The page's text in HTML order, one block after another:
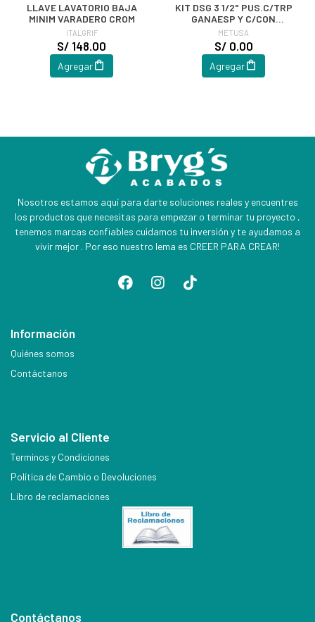
LLAVE LAVATORIO BAJA
MINIM VARADERO CROM
ITALGRIF
S/ 148.00
Agregar
KIT DSG 3 1/2" PUS.C/TRP
GANAESP Y C/CON
(COMPLEMENTO
MASLV443921)
METUSA
S/ 0.00
Agregar
Nosotros estamos aquí para darte soluciones reales y encuentres
los productos que necesitas para empezar o terminar tu proyecto ,
tenemos marcas confiables cuidamos tu inversión y te ayudamos a
vivir mejor . Por eso nuestro lema es CREER PARA CREAR!
Información
Quiénes somos
Contáctanos
Servicio al Cliente
Terminos y Condiciones
Política de Cambio o Devoluciones
Libro de reclamaciones
Contáctanos